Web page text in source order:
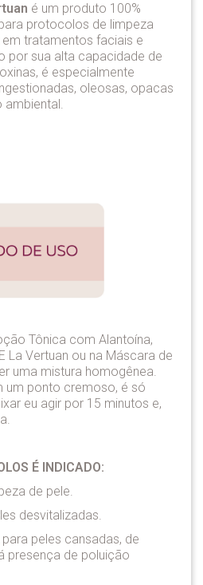
é um produto 100%
protocolos de limpeza
tratamentos faciais e
por sua alta capacidade de
é especialmente
oleosas, opacas
ambiental.
Tônica com Alantoína,
La Vertuan ou na Máscara de
uma mistura homogênea.
um ponto cremoso, é só
eu agir por 15 minutos e,
É INDICADO:
de pele.
desvitalizadas.
peles cansadas, de
presença de poluição